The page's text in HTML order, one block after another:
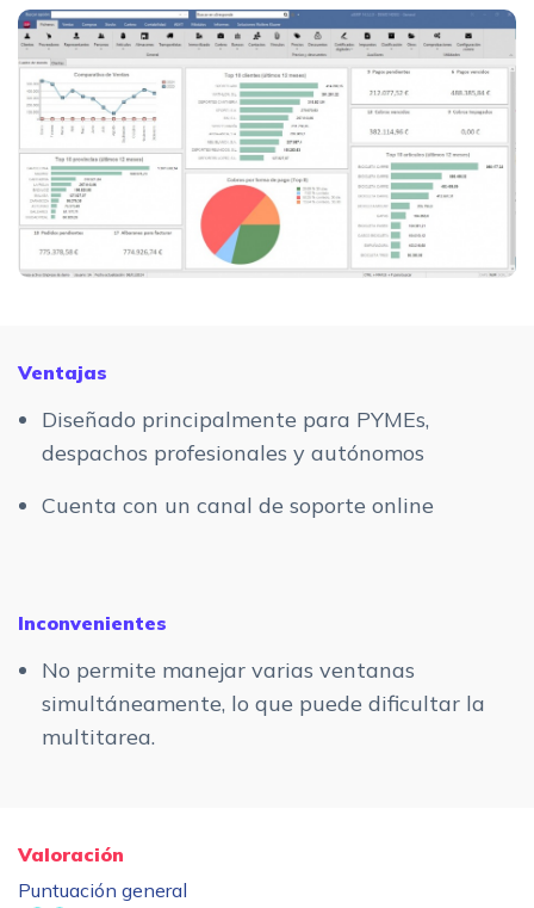
Ventajas
Diseñado principalmente para PYMEs,
despachos profesionales y autónomos
Cuenta con un canal de soporte online
Inconvenientes
No permite manejar varias ventanas
simultáneamente, lo que puede dificultar la
multitarea.
Valoración
Puntuación general